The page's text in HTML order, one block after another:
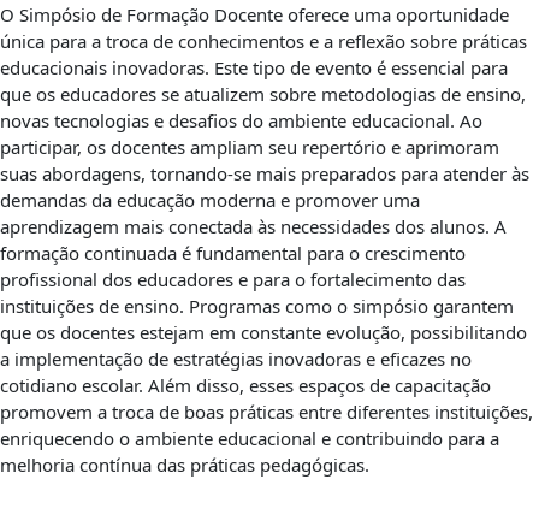
O Simpósio de Formação Docente oferece uma oportunidade
única para a troca de conhecimentos e a reflexão sobre práticas
educacionais inovadoras. Este tipo de evento é essencial para
que os educadores se atualizem sobre metodologias de ensino,
novas tecnologias e desafios do ambiente educacional. Ao
participar, os docentes ampliam seu repertório e aprimoram
suas abordagens, tornando-se mais preparados para atender às
demandas da educação moderna e promover uma
aprendizagem mais conectada às necessidades dos alunos. A
formação continuada é fundamental para o crescimento
profissional dos educadores e para o fortalecimento das
instituições de ensino. Programas como o simpósio garantem
que os docentes estejam em constante evolução, possibilitando
a implementação de estratégias inovadoras e eficazes no
cotidiano escolar. Além disso, esses espaços de capacitação
promovem a troca de boas práticas entre diferentes instituições,
enriquecendo o ambiente educacional e contribuindo para a
melhoria contínua das práticas pedagógicas.